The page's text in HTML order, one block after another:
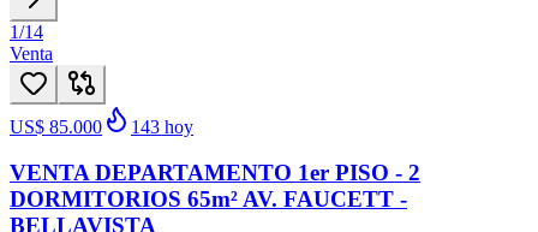
1/14
Venta
US$ 85.000 143 hoy
VENTA DEPARTAMENTO 1er PISO - 2
DORMITORIOS 65m² AV. FAUCETT -
BELLAVISTA